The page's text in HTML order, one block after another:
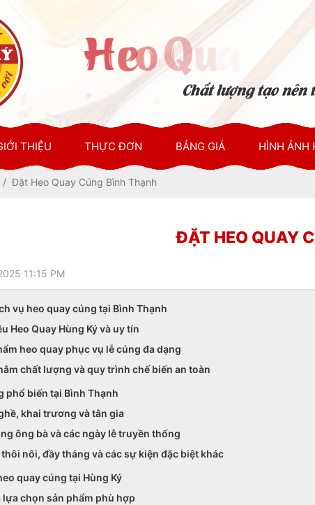
THIỆU THỰC ĐƠN BẢNG GIÁ HÌNH ẢNH
Đặt Heo Quay Cúng Bình Thạnh
ĐẶT HEO QUAY
11:15 PM
vụ heo quay cúng tại Bình Thạnh
Heo Quay Hùng Ký và uy tín
heo quay phục vụ lễ cúng đa dạng
chất lượng và quy trình chế biến an toàn
phổ biến tại Bình Thạnh
khai trương và tân gia
ông bà và các ngày lễ truyền thống
nôi, đầy tháng và các sự kiện đặc biệt khác
quay cúng tại Hùng Ký
lựa chọn sản phẩm phù hợp